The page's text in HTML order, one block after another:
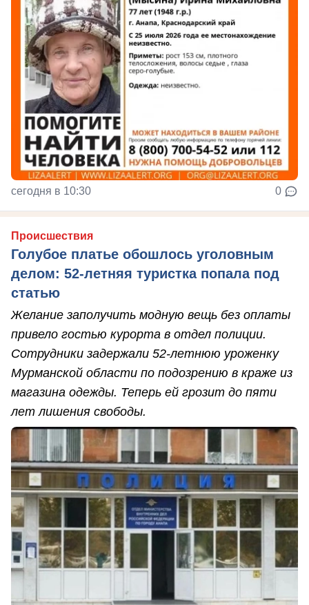
сегодня в 10:30 0
Происшествия
Голубое платье обошлось уголовным
делом: 52-летняя туристка попала под
статью
Желание заполучить модную вещь без оплаты
привело гостью курорта в отдел полиции.
Сотрудники задержали 52-летнюю уроженку
Мурманской области по подозрению в краже из
магазина одежды. Теперь ей грозит до пяти
лет лишения свободы.